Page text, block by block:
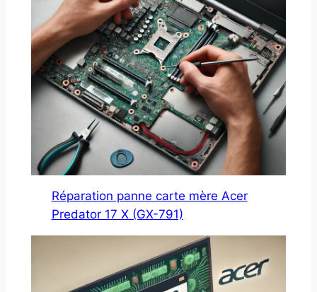
Réparation panne carte mère Acer
Predator 17 X (GX-791)